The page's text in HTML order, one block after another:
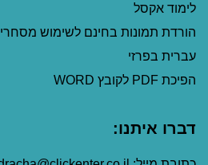
לימוד אקסל
הורדת תמונות בחינם לשימוש מסחרי
עברית בפרזי
הפיכת PDF לקובץ WORD
דברו איתנו: